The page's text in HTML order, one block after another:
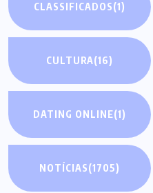
CLASSIFICADOS(1)
CULTURA(16)
DATING ONLINE(1)
NOTÍCIAS(1705)